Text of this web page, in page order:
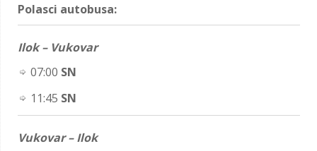
Polasci autobusa:
Ilok – Vukovar
07:00 SN
11:45 SN
Vukovar – Ilok